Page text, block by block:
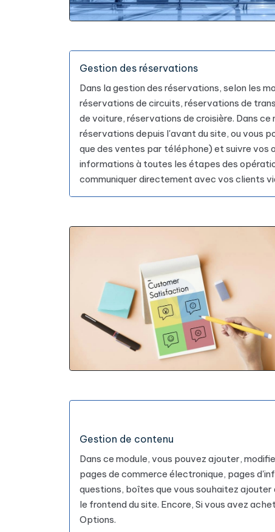
Gestion des réservations
Dans la gestion des réservations, selon les
réservations de circuits, réservations de
de voiture, réservations de croisière. Dans
réservations depuis l'avant du site, ou vous
que des ventes par téléphone) et suivre vos
informations à toutes les étapes des
communiquer directement avec vos clients
Gestion de contenu
Dans ce module, vous pouvez ajouter,
pages de commerce électronique, pages
questions, boîtes que vous souhaitez
le frontend du site. Encore, Si vous avez
Options.